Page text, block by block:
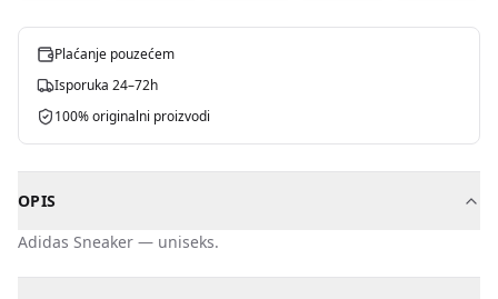
Plaćanje pouzećem
Isporuka 24–72h
100% originalni proizvodi
OPIS
Adidas Sneaker — uniseks.